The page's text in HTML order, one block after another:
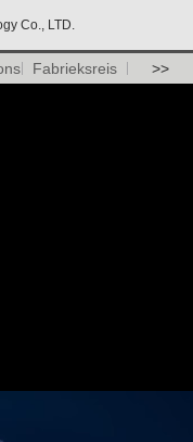
Co., LTD.
Fabrieksreis >>